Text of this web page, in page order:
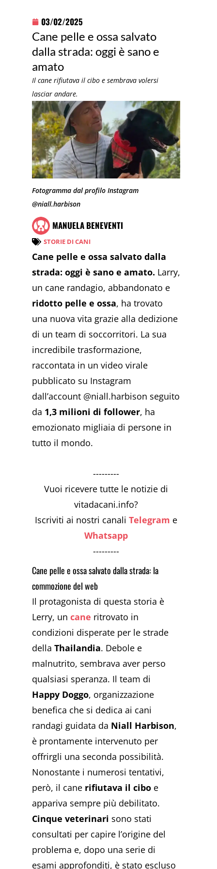
03/02/2025
Cane pelle e ossa salvato
dalla strada: oggi è sano e
amato
Il cane rifiutava il cibo e sembrava volersi
lasciar andare.
Fotogramma dal profilo Instagram
@niall.harbison
MANUELA BENEVENTI
STORIE DI CANI
Cane pelle e ossa salvato dalla
strada: oggi è sano e amato. Larry,
un cane randagio, abbandonato e
ridotto pelle e ossa, ha trovato
una nuova vita grazie alla dedizione
di un team di soccorritori. La sua
incredibile trasformazione,
raccontata in un video virale
pubblicato su Instagram
dall’account @niall.harbison seguito
da 1,3 milioni di follower, ha
emozionato migliaia di persone in
tutto il mondo.
---------
Vuoi ricevere tutte le notizie di
vitadacani.info?
Iscriviti ai nostri canaliTelegram e
Whatsapp
---------
Cane pelle e ossa salvato dalla strada: la
commozione del web
Il protagonista di questa storia è
Lerry, uncane ritrovato in
condizioni disperate per le strade
dellaThailandia. Debole e
malnutrito, sembrava aver perso
qualsiasi speranza. Il team di
Happy Doggo, organizzazione
benefica che si dedica ai cani
randagi guidata da Niall Harbison,
è prontamente intervenuto per
offrirgli una seconda possibilità.
Nonostante i numerosi tentativi,
però, il cane rifiutava il cibo e
appariva sempre più debilitato.
Cinque veterinari sono stati
consultati per capire l’origine del
problema e, dopo una serie di
esami approfonditi, è stato escluso